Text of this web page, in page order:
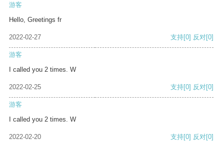
游客
Hello, Greetings fr
2022-02-27 支持[0] 反对[0]
游客
I called you 2 times. W
2022-02-25 支持[0] 反对[0]
游客
I called you 2 times. W
2022-02-20 支持[0] 反对[0]